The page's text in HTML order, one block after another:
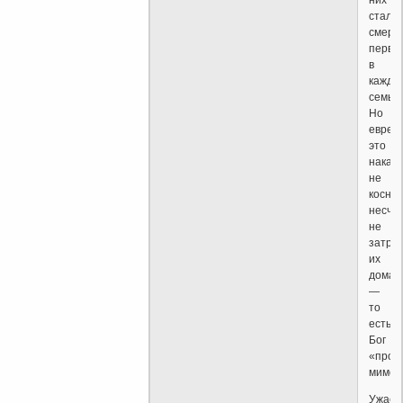
стала
в
семье.
Но
это
не
не
их
дома
—
то
есть
Бог